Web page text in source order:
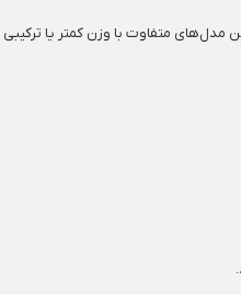
متفاوت با وزن کمتر یا ترکیبی